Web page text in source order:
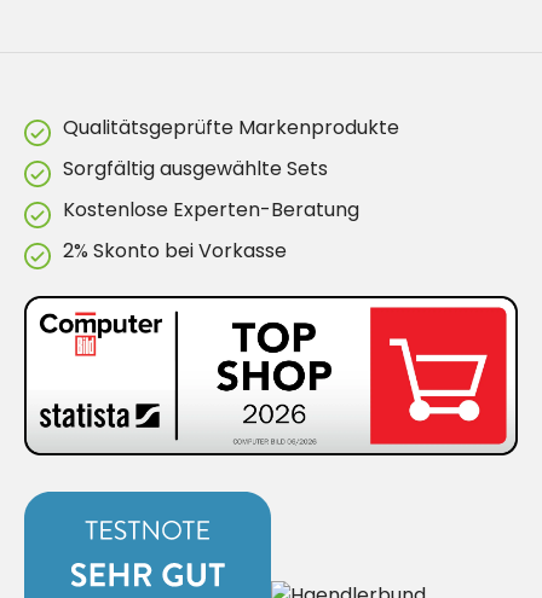
Qualitätsgeprüfte Markenprodukte
Sorgfältig ausgewählte Sets
Kostenlose Experten-Beratung
2% Skonto bei Vorkasse